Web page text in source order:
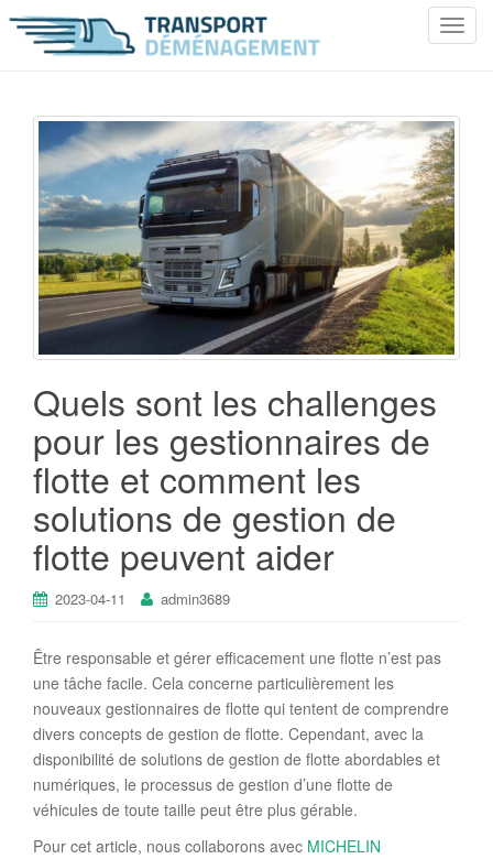
T
l
e
n
a
v
i
g
a
t
i
Quels sont les challenges
pour les gestionnaires de
flotte et comment les
solutions de gestion de
flotte peuvent aider
2023-04-11 admin3689
Être responsable et gérer efficacement une flotte n’est pas
une tâche facile. Cela concerne particulièrement les
nouveaux gestionnaires de flotte qui tentent de comprendre
divers concepts de gestion de flotte. Cependant, avec la
disponibilité de solutions de gestion de flotte abordables et
numériques, le processus de gestion d’une flotte de
véhicules de toute taille peut être plus gérable.
Pour cet article, nous collaborons avec MICHELIN